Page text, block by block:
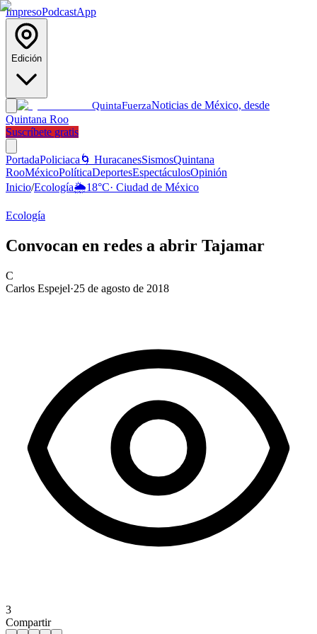
ImpresoPodcastApp
Edición
QuintaFuerzaNoticias de México, desde
Quintana Roo
Suscríbete gratis
PortadaPoliciaca 🌀 HuracanesSismosQuintana
RooMéxicoPolíticaDeportesEspectáculosOpinión
Inicio/Ecología🌦️18°C· Ciudad de México
Ecología
Convocan en redes a abrir Tajamar
C
Carlos Espejel·25 de agosto de 2018
3
Compartir